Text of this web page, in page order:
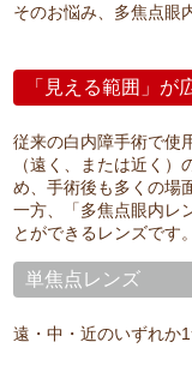
そのお悩み、多焦点眼
「見える範囲」が
従来の白内障手術で使
（遠く、または近く
め、手術後も多くの場
一方、「多焦点眼内レ
とができるレンズです。
単焦点レンズ
遠・中・近のいずれか